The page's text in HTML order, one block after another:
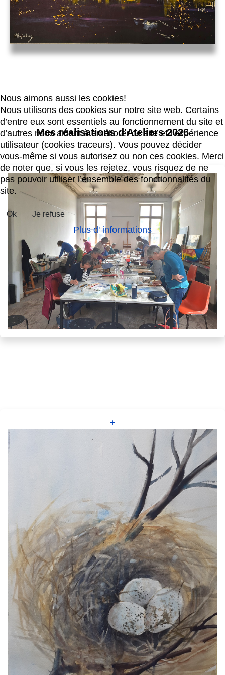
Mes réalisations d'Ateliers 2026
+
Nous aimons aussi les cookies!
Nous utilisons des cookies sur notre site web. Certains
d’entre eux sont essentiels au fonctionnement du site et
d’autres nous aident à améliorer ce site et l’expérience
utilisateur (cookies traceurs). Vous pouvez décider
vous-même si vous autorisez ou non ces cookies. Merci
de noter que, si vous les rejetez, vous risquez de ne
pas pouvoir utiliser l’ensemble des fonctionnalités du
site.
Ok Je refuse
Plus d' informations